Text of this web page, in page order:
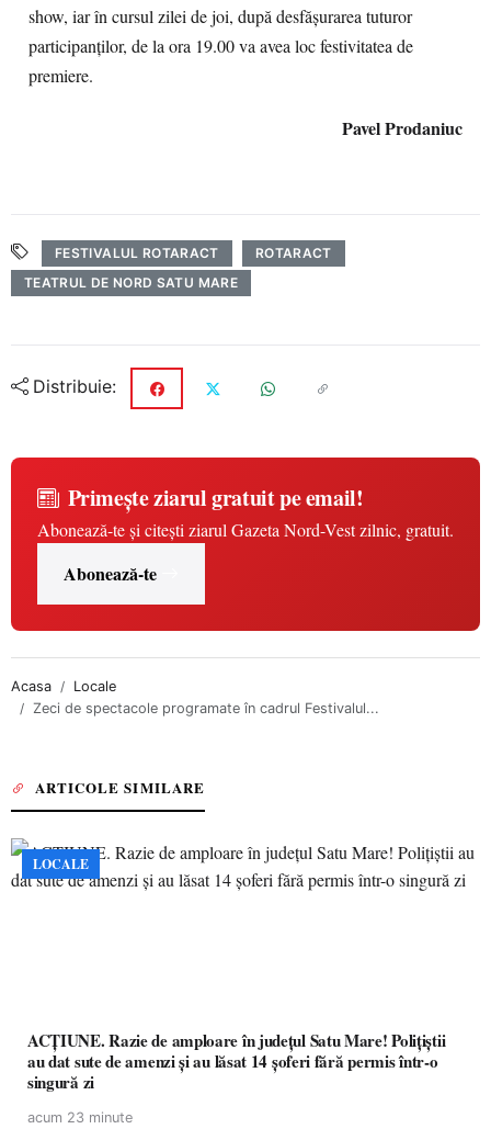
show, iar în cursul zilei de joi, după desfăşurarea tuturor
participanţilor, de la ora 19.00 va avea loc festivitatea de
premiere.
Pavel Prodaniuc
FESTIVALUL ROTARACT
ROTARACT
TEATRUL DE NORD SATU MARE
Distribuie:
Primește ziarul gratuit pe email!
Abonează-te și citești ziarul Gazeta Nord-Vest zilnic, gratuit.
Abonează-te
Acasa
Locale
Zeci de spectacole programate în cadrul Festivalul...
ARTICOLE SIMILARE
LOCALE
ACȚIUNE. Razie de amploare în județul Satu Mare! Polițiștii
au dat sute de amenzi și au lăsat 14 șoferi fără permis într-o
singură zi
acum 23 minute